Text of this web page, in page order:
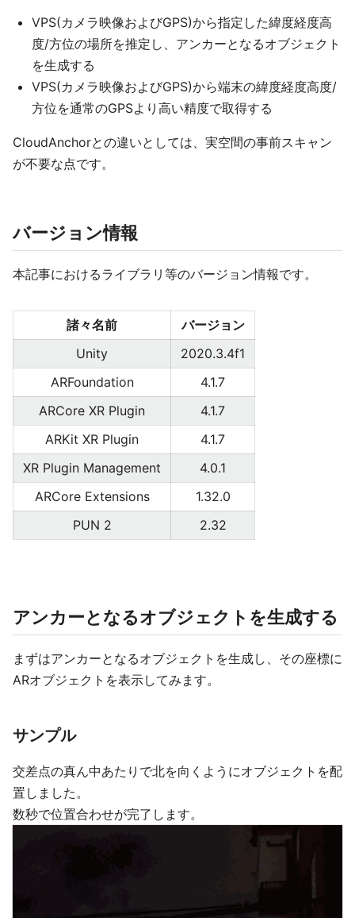
VPS(カメラ映像およびGPS)から指定した緯度経度高
度/方位の場所を推定し、アンカーとなるオブジェクト
を生成する
VPS(カメラ映像およびGPS)から端末の緯度経度高度/
方位を通常のGPSより高い精度で取得する
CloudAnchorとの違いとしては、実空間の事前スキャン
が不要な点です。
バージョン情報
本記事におけるライブラリ等のバージョン情報です。
諸々名前
バージョン
Unity
2020.3.4f1
ARFoundation
4.1.7
ARCore XR Plugin
4.1.7
ARKit XR Plugin
4.1.7
XR Plugin Management
4.0.1
ARCore Extensions
1.32.0
PUN 2
2.32
アンカーとなるオブジェクトを生成する
まずはアンカーとなるオブジェクトを生成し、その座標に
ARオブジェクトを表示してみます。
サンプル
交差点の真ん中あたりで北を向くようにオブジェクトを配
置しました。
数秒で位置合わせが完了します。